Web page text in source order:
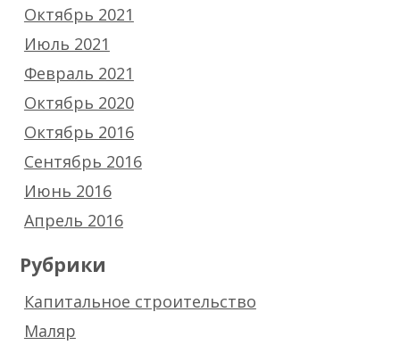
Октябрь 2021
Июль 2021
Февраль 2021
Октябрь 2020
Октябрь 2016
Сентябрь 2016
Июнь 2016
Апрель 2016
Рубрики
Капитальное строительство
Маляр